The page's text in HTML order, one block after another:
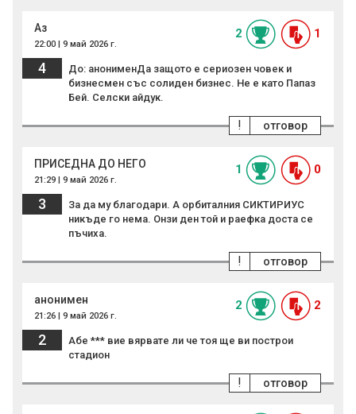
Аз
22:00 | 9 май 2026 г.
2 1
4
До: анонименДа защото е сериозен човек и
бизнесмен със солиден бизнес. Не е като Папаз
Бей. Селски айдук.
отговор
!
ПРИСЕДНА ДО НЕГО
21:29 | 9 май 2026 г.
1 0
3
За да му благодари. А орбиталния СИКТИРИУС
никъде го нема. Онзи ден той и раефка доста се
пъчиха.
отговор
!
анонимен
21:26 | 9 май 2026 г.
2 2
2
Абе *** вие вярвате ли че тоя ще ви построи
стадион
отговор
!